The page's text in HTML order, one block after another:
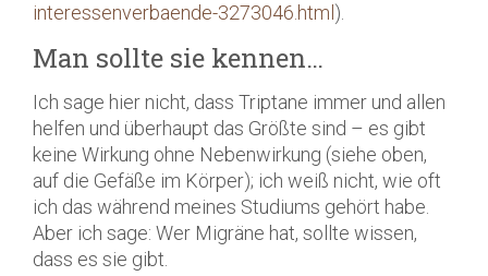
interessenverbaende-3273046.html).
Man sollte sie kennen…
Ich sage hier nicht, dass Triptane immer und allen
helfen und überhaupt das Größte sind – es gibt
keine Wirkung ohne Nebenwirkung (siehe oben,
auf die Gefäße im Körper); ich weiß nicht, wie oft
ich das während meines Studiums gehört habe.
Aber ich sage: Wer Migräne hat, sollte wissen,
dass es sie gibt.